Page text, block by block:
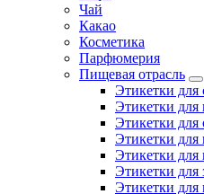
Чай
Какао
Косметика
Парфюмерия
Пищевая отрасль
Этикетки для
Этикетки для
Этикетки
Этикетки для
Этикетки для
Этикетки
Этикетки для